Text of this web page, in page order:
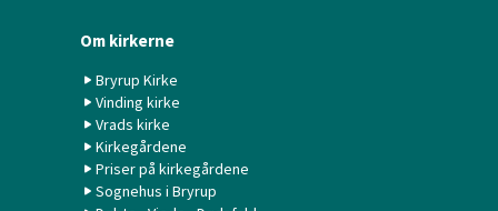
Om kirkerne
Bryrup Kirke
Vinding kirke
Vrads kirke
Kirkegårdene
Priser på kirkegårdene
Sognehus i Bryrup